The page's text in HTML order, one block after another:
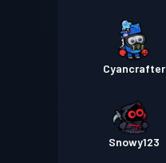
Cyancrafter
Snowy123